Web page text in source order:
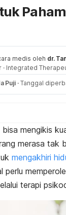
medis oleh dr.
· Integrated
Puji · Tanggal
mengikis
merasa tak
mengakhiri
perlu
terapi